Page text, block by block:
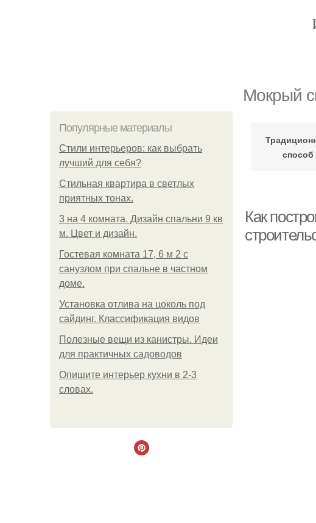
Мокрый
Популярные материалы
Стили интерьеров: как выбрать
лучший для себя?
Стильная квартира в светлых
приятных тонах.
3 на 4 комната. Дизайн спальни 9 кв
м. Цвет и дизайн.
Гостевая комната 17, 6 м 2 с
санузлом при спальне в частном
доме.
Установка отлива на цоколь под
сайдинг. Классификация видов
Полезные вещи из канистры. Идеи
для практичных садоводов
Опишите интерьер кухни в 2-3
словах.
способ
Как